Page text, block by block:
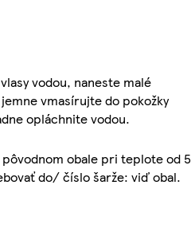
vodou, naneste malé
vmasírujte do pokožky
opláchnite vodou.
obale pri teplote od 5
do/ číslo šarže: viď obal.